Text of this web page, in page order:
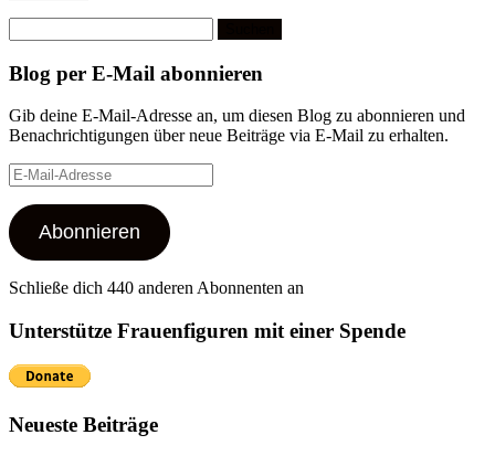
nach:
Blog per E-Mail abonnieren
Gib deine E-Mail-Adresse an, um diesen Blog zu abonnieren und
Benachrichtigungen über neue Beiträge via E-Mail zu erhalten.
E-
Mail-
Adresse
Abonnieren
Schließe dich 440 anderen Abonnenten an
Unterstütze Frauenfiguren mit einer Spende
Neueste Beiträge